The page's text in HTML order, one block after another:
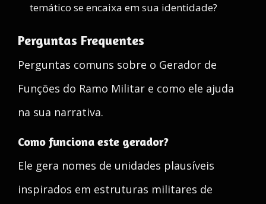
temático se encaixa em sua identidade?
Perguntas Frequentes
Perguntas comuns sobre o Gerador de
Funções do Ramo Militar e como ele ajuda
na sua narrativa.
Como funciona este gerador?
Ele gera nomes de unidades plausíveis
inspirados em estruturas militares de